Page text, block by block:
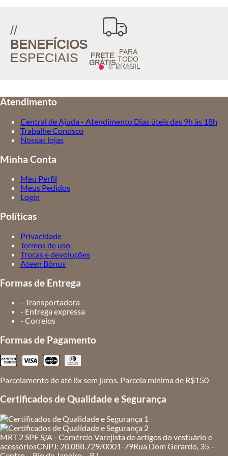
//
BENEFÍCIOS
ESPECIAIS
FRETE
GRÁTIS
PARA
TODO
BRASIL
Atendimento
Central de Ajuda - Atendimento Dias úteis das 9h às 18h
Trabalhe Conosco
Nossas lojas
Minha Conta
Meu Perfil
Meus Pedidos
Login
Políticas
Privacidade
Termos de uso
Trocas e devoluções
Ateen Bônus
Formas de Entrega
- Transportadora
- Entrega expressa
- Correios
Formas de Pagamento
Parcelamento de até 8x sem juros. Parcela mínima de R$150
Certificados de Qualidade e Segurança
MRT 2 SPE S/A - Comércio Varejista de artigos do vestuário e
acessóriosCNPJ: 20.088.729/0001-79Rua Dom Gerardo, 35 –